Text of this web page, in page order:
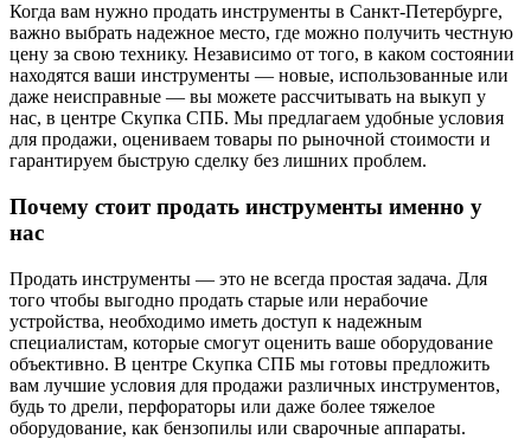
Когда вам нужно продать инструменты в Санкт-Петербурге,
важно выбрать надежное место, где можно получить честную
цену за свою технику. Независимо от того, в каком состоянии
находятся ваши инструменты — новые, использованные или
даже неисправные — вы можете рассчитывать на выкуп у
нас, в центре Скупка СПБ. Мы предлагаем удобные условия
для продажи, оцениваем товары по рыночной стоимости и
гарантируем быструю сделку без лишних проблем.
Почему стоит продать инструменты именно у
нас
Продать инструменты — это не всегда простая задача. Для
того чтобы выгодно продать старые или нерабочие
устройства, необходимо иметь доступ к надежным
специалистам, которые смогут оценить ваше оборудование
объективно. В центре Скупка СПБ мы готовы предложить
вам лучшие условия для продажи различных инструментов,
будь то дрели, перфораторы или даже более тяжелое
оборудование, как бензопилы или сварочные аппараты.